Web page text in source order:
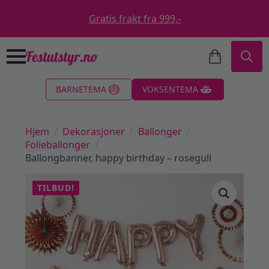
Gratis frakt fra 999,-
BARNETEMA VOKSENTEMA
Hjem Dekorasjoner
Ballonger
Folieballonger
Ballongbanner, happy birthday – rosegull
TILBUD!